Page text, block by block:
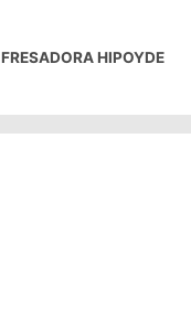
FRESADORA HIPOYDE